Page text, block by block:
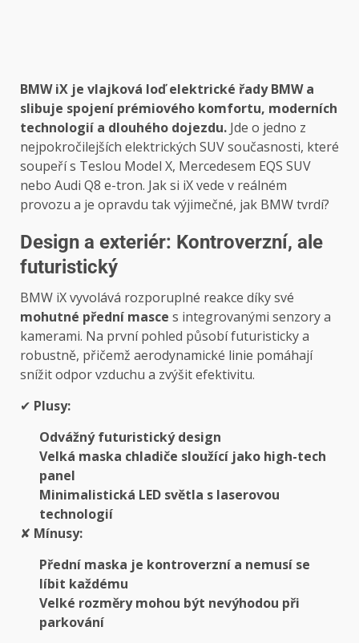
BMW iX je vlajková loď elektrické řady BMW a
slibuje spojení prémiového komfortu, moderních
technologií a dlouhého dojezdu. Jde o jedno z
nejpokročilejších elektrických SUV současnosti, které
soupeří s Teslou Model X, Mercedesem EQS SUV
nebo Audi Q8 e-tron. Jak si iX vede v reálném
provozu a je opravdu tak výjimečné, jak BMW tvrdí?
Design a exteriér: Kontroverzní, ale
futuristický
BMW iX vyvolává rozporuplné reakce díky své
mohutné přední masce s integrovanými senzory a
kamerami. Na první pohled působí futuristicky a
robustně, přičemž aerodynamické linie pomáhají
snížit odpor vzduchu a zvýšit efektivitu.
✔ Plusy:
Odvážný futuristický design
Velká maska chladiče sloužící jako high-tech
panel
Minimalistická LED světla s laserovou
technologií
✘ Mínusy:
Přední maska je kontroverzní a nemusí se
líbit každému
Velké rozměry mohou být nevýhodou při
parkování